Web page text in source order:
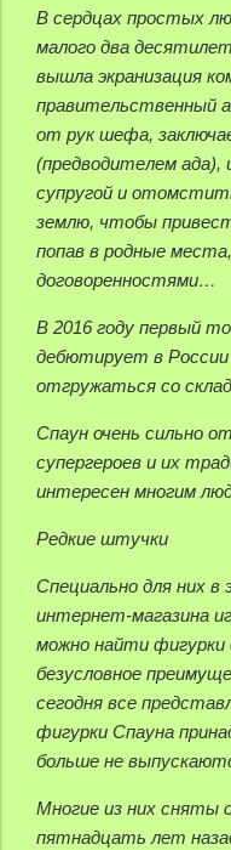
В сердцах простых
малого два
вышла экранизация
правительственный
от рук шефа,
(предводителем ада),
супругой и
землю, чтобы
попав в родные
договоренностями…
В 2016 году первый
дебютирует в
отгружаться со
Спаун очень сильно
супергероев и их
интересен многим
Редкие штучки
Специально для них в
интернет-магазина
можно найти фигурки
безусловное
сегодня все
фигурки Спауна
больше не
Многие из них сняты
пятнадцать лет